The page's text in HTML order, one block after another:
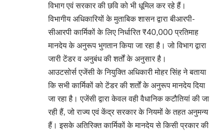
विभाग एवं सरकार की छवि को भी धूमिल कर रहे हैं।
विभागीय अधिकारियों के मुताबिक शासन द्वारा बीआरपी-
सीआरपी कार्मिकों के लिए निर्धारित ₹40,000 प्रतिमाह
मानदेय के अनुरूप भुगतान किया जा रहा है। जो विभाग द्वारा
जारी टेंडर व अनुबंध की शर्तों के अनुसार है।
आउटसोर्स एजेंसी के नियुक्ति अधिकारी मोहर सिंह ने बताया
कि सभी कार्मिकों को टेंडर की शर्तों के अनुरूप मानदेय दिया
जा रहा है। एजेंसी द्वारा केवल वही वैधानिक कटौतियां की जा
रही हैं, जो राज्य एवं केंद्र सरकार के नियमों के तहत अनुमन्य
हैं। इसके अतिरिक्त कार्मिकों के मानदेय से किसी प्रकार की